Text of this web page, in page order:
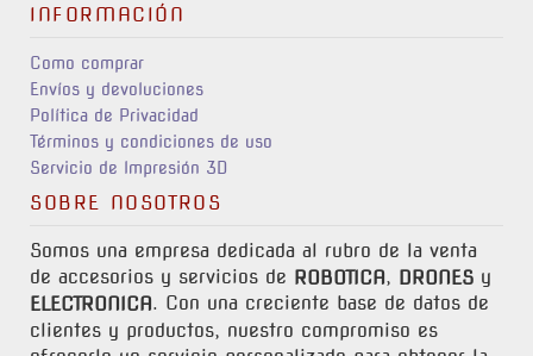
INFORMACIÓN
Como comprar
Envíos y devoluciones
Política de Privacidad
Términos y condiciones de uso
Servicio de Impresión 3D
SOBRE NOSOTROS
Somos una empresa dedicada al rubro de la venta
de accesorios y servicios de ROBOTICA, DRONES y
ELECTRONICA. Con una creciente base de datos de
clientes y productos, nuestro compromiso es